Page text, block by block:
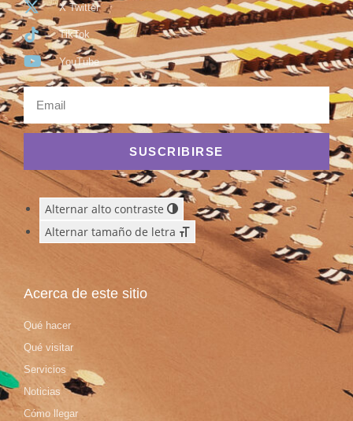
X Twitter
TikTok
YouTube
SUSCRIBIRSE
Alternar alto contraste
Alternar tamaño de letra
Acerca de este sitio
Qué hacer
Qué visitar
Servicios
Noticias
Cómo llegar